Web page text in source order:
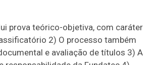
prova teórico-objetiva, com caráter
2) O processo também
e avaliação de títulos 3) A